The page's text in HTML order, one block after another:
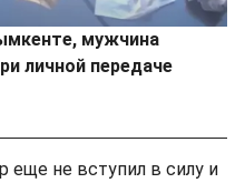
мужчина
личной передаче
еще не вступил в силу и